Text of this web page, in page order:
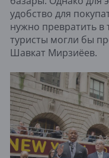
удобство для
нужно превратить в
туристы могли бы
Шавкат Мирзиёев.